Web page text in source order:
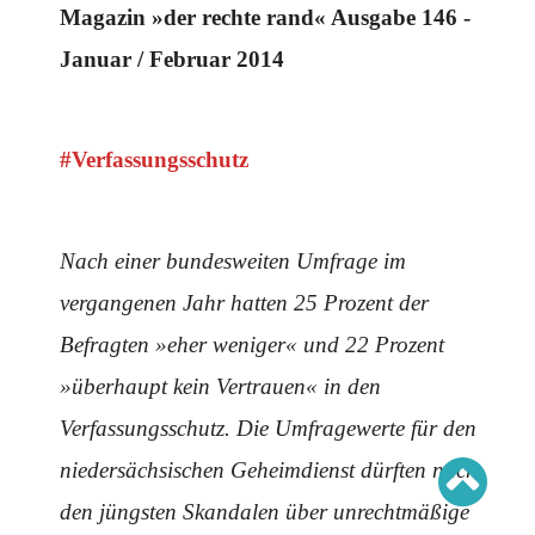
Schwerpunkt AFD-Verbot
Schwerpunkt zur USA und Faschist Trump
Schwerpunkt »Identitäre Bewegung«
Schwerpunkt NSU
AUSGABEN
Ausgabe 219
Ausgabe 217
Magazin »der rechte rand« Ausgabe 146 -
Januar / Februar 2014
#Verfassungsschutz
Nach einer bundesweiten Umfrage im
vergangenen Jahr hatten 25 Prozent der
Befragten »eher weniger« und 22 Prozent
»überhaupt kein Vertrauen« in den
Verfassungsschutz. Die Umfragewerte für den
niedersächsischen Geheimdienst dürften nach
den jüngsten Skandalen über unrechtmäßige